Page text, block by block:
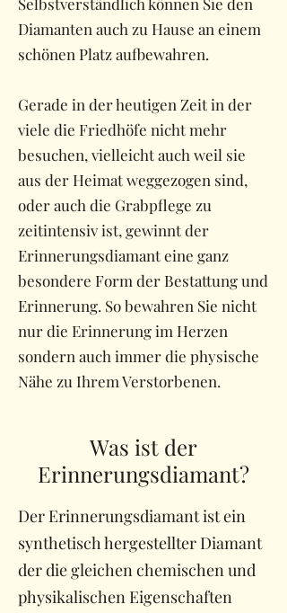
Diamanten auch zu Hause an einem
schönen Platz aufbewahren.
Gerade in der heutigen Zeit in der
viele die Friedhöfe nicht mehr
besuchen, vielleicht auch weil sie
aus der Heimat weggezogen sind,
oder auch die Grabpflege zu
zeitintensiv ist, gewinnt der
Erinnerungsdiamant eine ganz
besondere Form der Bestattung und
Erinnerung. So bewahren Sie nicht
nur die Erinnerung im Herzen
sondern auch immer die physische
Nähe zu Ihrem Verstorbenen.
Was ist der
Erinnerungsdiamant?
Der Erinnerungsdiamant ist ein
synthetisch hergestellter Diamant
der die gleichen chemischen und
physikalischen Eigenschaften